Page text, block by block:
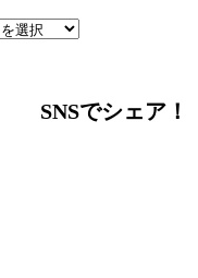
SNSでシェア！